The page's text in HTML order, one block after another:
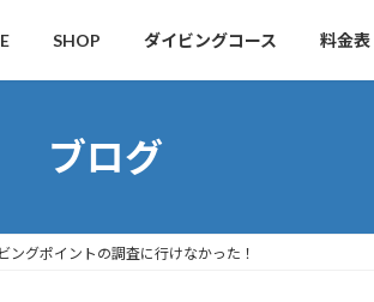
SHOP ダイビングコース 料金表
ブログ
ングポイントの調査に行けなかった！